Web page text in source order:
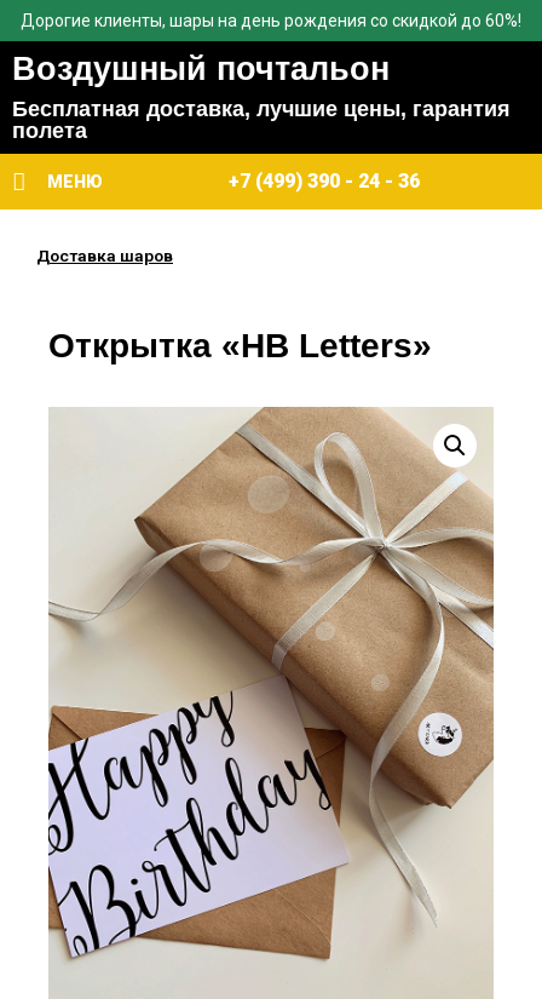
Дорогие клиенты, шары на день рождения со скидкой до 60%!
Воздушный почтальон
Бесплатная доставка, лучшие цены, гарантия
полета
МЕНЮ +7 (499) 390 - 24 - 36
Доставка шаров
Открытка «HB Letters»